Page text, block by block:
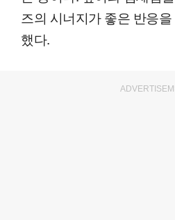
즈의 시너지가 좋은 반응
했다.